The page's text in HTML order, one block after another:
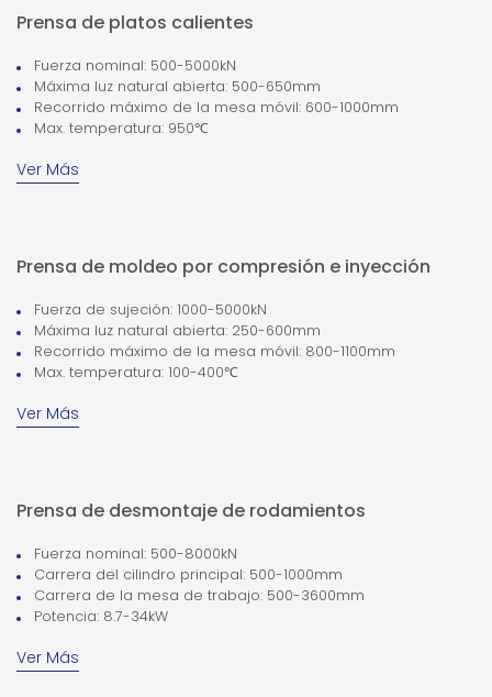
Prensa de platos calientes
Fuerza nominal: 500-5000kN
Máxima luz natural abierta: 500-650mm
Recorrido máximo de la mesa móvil: 600-1000mm
Max. temperatura: 950℃
Ver Más
Prensa de moldeo por compresión e inyección
Fuerza de sujeción: 1000-5000kN
Máxima luz natural abierta: 250-600mm
Recorrido máximo de la mesa móvil: 800-1100mm
Max. temperatura: 100-400℃
Ver Más
Prensa de desmontaje de rodamientos
Fuerza nominal: 500-8000kN
Carrera del cilindro principal: 500-1000mm
Carrera de la mesa de trabajo: 500-3600mm
Potencia: 8.7-34kW
Ver Más